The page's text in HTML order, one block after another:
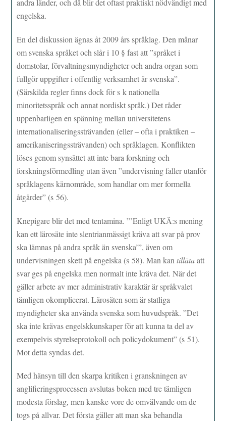
andra länder, och då blir det oftast praktiskt nödvändigt med
engelska.
En del diskussion ägnas åt 2009 års språklag. Den månar
om svenska språket och slår i 10 § fast att ”språket i
domstolar, förvaltningsmyndigheter och andra organ som
fullgör uppgifter i offentlig verksamhet är svenska”.
(Särskilda regler finns dock för s k nationella
minoritetsspråk och annat nordiskt språk.) Det råder
uppenbarligen en spänning mellan universitetens
internationaliseringssträvanden (eller – ofta i praktiken –
amerikaniseringssträvanden) och språklagen. Konflikten
löses genom synsättet att inte bara forskning och
forskningsförmedling utan även ”undervisning faller utanför
språklagens kärnområde, som handlar om mer formella
åtgärder” (s 56).
Knepigare blir det med tentamina. ”’Enligt UKÄ:s mening
kan ett lärosäte inte slentrianmässigt kräva att svar på prov
ska lämnas på andra språk än svenska’”, även om
undervisningen skett på engelska (s 58). Man kantillåtaatt
svar ges på engelska men normalt inte kräva det. När det
gäller arbete av mer administrativ karaktär är språkvalet
tämligen okomplicerat. Lärosäten som är statliga
myndigheter ska använda svenska som huvudspråk. ”Det
ska inte krävas engelskkunskaper för att kunna ta del av
exempelvis styrelseprotokoll och policydokument” (s 51).
Mot detta syndas det.
Med hänsyn till den skarpa kritiken i granskningen av
anglifieringsprocessen avslutas boken med tre tämligen
modesta förslag, men kanske vore de omvälvande om de
togs på allvar. Det första gäller att man ska behandla